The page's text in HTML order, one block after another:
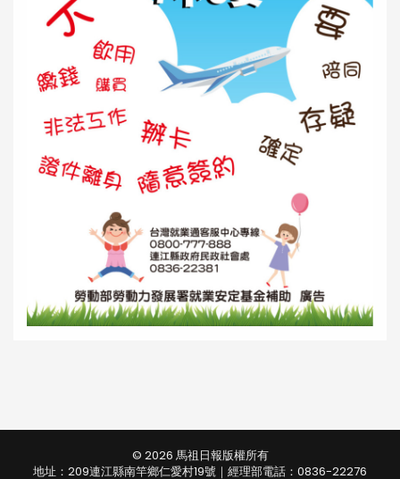
© 2026 馬祖日報版權所有
地址：209連江縣南竿鄉仁愛村19號｜經理部電話：0836-22276